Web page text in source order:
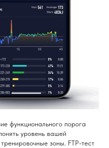
функционального порога
уровень вашей
зоны. FTP-тест